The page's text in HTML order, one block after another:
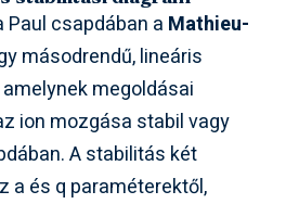
csapdában a Mathieu-
másodrendű, lineáris
megoldásai
ion mozgása stabil vagy
A stabilitás két
a és q paraméterektől,